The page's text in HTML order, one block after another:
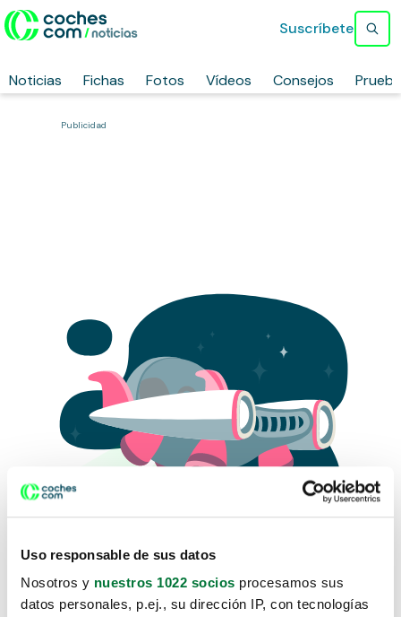
Uso responsable de sus datos
Nosotros y nuestros 1022 socios procesamos sus
datos personales, p.ej., su dirección IP, con tecnologías
Noticias Fichas Fotos Vídeos Consejos
Suscríbete
Publicidad